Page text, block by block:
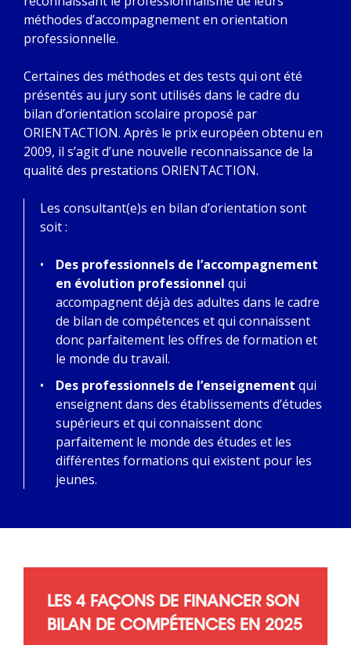
méthodes d’accompagnement en orientation
professionnelle.
Certaines des méthodes et des tests qui ont été
présentés au jury sont utilisés dans le cadre du
bilan d’orientation scolaire proposé par
ORIENTACTION. Après le prix européen obtenu en
2009, il s’agit d’une nouvelle reconnaissance de la
qualité des prestations ORIENTACTION.
Les consultant(e)s en bilan d’orientation sont
soit :
Des professionnels de l’accompagnement
en évolution professionnel qui
accompagnent déjà des adultes dans le cadre
de bilan de compétences et qui connaissent
donc parfaitement les offres de formation et
le monde du travail.
Des professionnels de l’enseignement qui
enseignent dans des établissements d’études
supérieurs et qui connaissent donc
parfaitement le monde des études et les
différentes formations qui existent pour les
jeunes.
LES 4 FAÇONS DE FINANCER SON
BILAN DE COMPÉTENCES EN 2025